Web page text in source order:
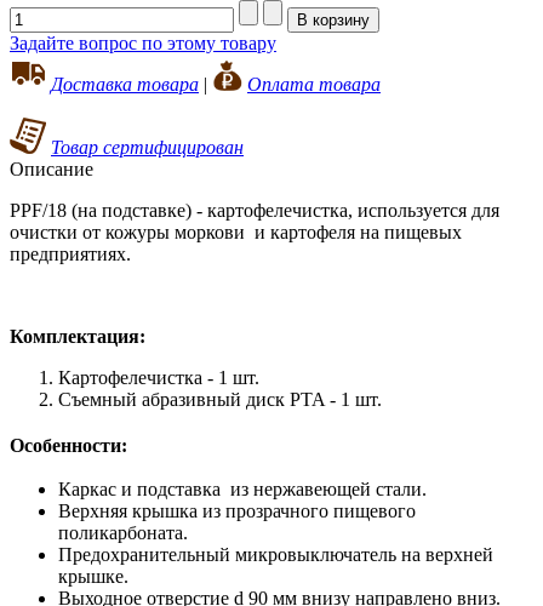
Задайте вопрос по этому товару
Доставка товара | Оплата товара
Товар сертифицирован
Описание
PPF/18 (на подставке) - картофелечистка, используется для
очистки от кожуры моркови и картофеля на пищевых
предприятиях.
Комплектация:
Картофелечистка - 1 шт.
Съемный абразивный диск PTA - 1 шт.
Особенности:
Каркас и подставка из нержавеющей стали.
Верхняя крышка из прозрачного пищевого
поликарбоната.
Предохранительный микровыключатель на верхней
крышке.
Выходное отверстие d 90 мм внизу направлено вниз.